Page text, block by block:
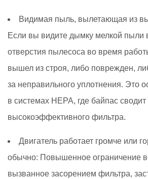
Видимая пыль, вылетающая из
Если вы видите дымку мелкой пыли
отверстия пылесоса во время
вышел из строя, либо поврежден,
за неправильного уплотнения. Это
в системах HEPA, где байпас
высокоэффективного фильтра.
Двигатель работает громче или
обычно: Повышенное ограничение
вызванное засорением фильтра,